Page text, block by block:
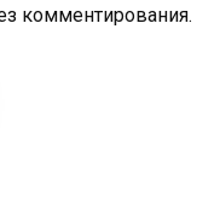
комментирования.